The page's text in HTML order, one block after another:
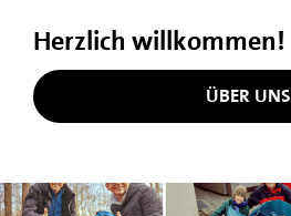
Herzlich willkommen!
ÜBER UNS